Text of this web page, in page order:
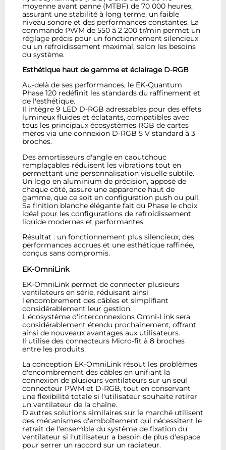
moyenne avant panne (MTBF) de 70 000 heures,
assurant une stabilité à long terme, un faible
niveau sonore et des performances constantes. La
commande PWM de 550 à 2 200 tr/min permet un
réglage précis pour un fonctionnement silencieux
ou un refroidissement maximal, selon les besoins
du système.
Esthétique haut de gamme et éclairage D-RGB
Au-delà de ses performances, le EK-Quantum
Phase 120 redéfinit les standards du raffinement et
de l'esthétique.
Il intègre 9 LED D-RGB adressables pour des effets
lumineux fluides et éclatants, compatibles avec
tous les principaux écosystèmes RGB de cartes
mères via une connexion D-RGB 5 V standard à 3
broches.
Des amortisseurs d'angle en caoutchouc
remplaçables réduisent les vibrations tout en
permettant une personnalisation visuelle subtile.
Un logo en aluminium de précision, apposé de
chaque côté, assure une apparence haut de
gamme, que ce soit en configuration push ou pull.
Sa finition blanche élégante fait du Phase le choix
idéal pour les configurations de refroidissement
liquide modernes et performantes.
Résultat : un fonctionnement plus silencieux, des
performances accrues et une esthétique raffinée,
conçus sans compromis.
EK-OmniLink
EK-OmniLink permet de connecter plusieurs
ventilateurs en série, réduisant ainsi
l'encombrement des câbles et simplifiant
considérablement leur gestion.
L'écosystème d'interconnexions Omni-Link sera
considérablement étendu prochainement, offrant
ainsi de nouveaux avantages aux utilisateurs.
Il utilise des connecteurs Micro-fit à 8 broches
entre les produits.
La conception EK-OmniLink résout les problèmes
d'encombrement des câbles en unifiant la
connexion de plusieurs ventilateurs sur un seul
connecteur PWM et D-RGB, tout en conservant
une flexibilité totale si l'utilisateur souhaite retirer
un ventilateur de la chaîne.
D'autres solutions similaires sur le marché utilisent
des mécanismes d'emboîtement qui nécessitent le
retrait de l'ensemble du système de fixation du
ventilateur si l'utilisateur a besoin de plus d'espace
pour serrer un raccord sur un radiateur.